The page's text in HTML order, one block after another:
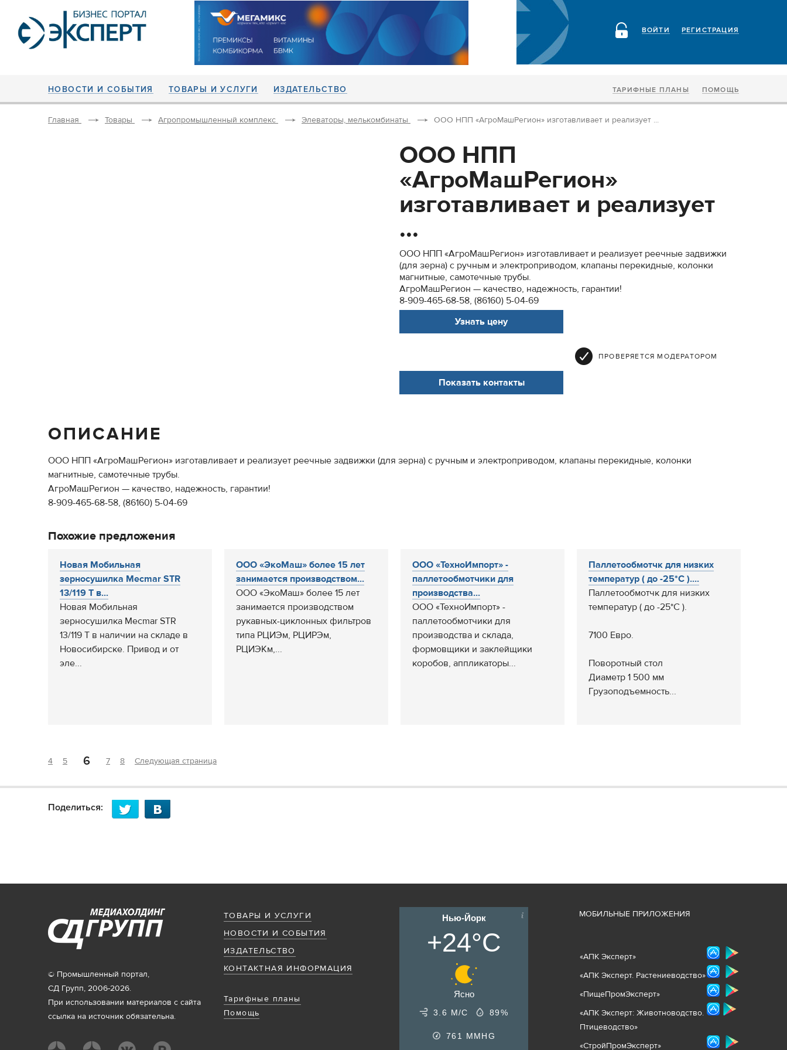
РЕГИСТРАЦИЯ
ВОЙТИ
НОВОСТИ И СОБЫТИЯ ТОВАРЫ И УСЛУГИ ИЗДАТЕЛЬСТВО ТАРИФНЫЕ ПЛАНЫ ПОМОЩЬ
Главная Товары Агропромышленный комплекс Элеваторы, мелькомбинаты ООО НПП «АгроМашРегион» изготавливает и реализует ...
ООО НПП
«АгроМашРегион»
изготавливает и реализует
...
ООО НПП «АгроМашРегион» изготавливает и реализует реечные задвижки
(для зерна) с ручным и электроприводом, клапаны перекидные, колонки
магнитные, самотечные трубы.
АгроМашРегион — качество, надежность, гарантии!
8-909-465-68-58, (86160) 5-04-69
Узнать цену
ПРОВЕРЯЕТСЯ МОДЕРАТОРОМ
Показать контакты
ОПИСАНИЕ
ООО НПП «АгроМашРегион» изготавливает и реализует реечные задвижки (для зерна) с ручным и электроприводом, клапаны перекидные, колонки
магнитные, самотечные трубы.
АгроМашРегион — качество, надежность, гарантии!
8-909-465-68-58, (86160) 5-04-69
Похожие предложения
Новая Мобильная
зерносушилка Mecmar STR
13/119 T в...
Новая Мобильная
зерносушилка Mecmar STR
13/119 T в наличии на складе в
Новосибирске. Привод и от
эле...
ООО «ЭкоМаш» более 15 лет
занимается производством...
ООО «ЭкоМаш» более 15 лет
занимается производством
рукавных-циклонных фильтров
типа РЦИЭм, РЦИРЭм,
РЦИЭКм,...
ООО «ТехноИмпорт» -
паллетообмотчики для
производства...
ООО «ТехноИмпорт» -
паллетообмотчики для
производства и склада,
формовщики и заклейщики
коробов, аппликаторы...
Паллетообмотчк для низких
температур ( до -25*С )....
Паллетообмотчк для низких
температур ( до -25*С ).
7100 Евро.
Поворотный стол
Диаметр 1 500 мм
Грузоподъемность...
4 5 6 7 8 Следующая страница
Поделиться:
ТОВАРЫ И УСЛУГИ
НОВОСТИ И СОБЫТИЯ
ИЗДАТЕЛЬСТВО
КОНТАКТНАЯ ИНФОРМАЦИЯ
Тарифные планы
Помощь
© Промышленный портал,
СД Групп, 2006-2026.
При использовании материалов с сайта
ссылка на источник обязательна.
Нью-Йорк
+24°C
Ясно
3.6 М/С 89%
761 MMHG
МОБИЛЬНЫЕ ПРИЛОЖЕНИЯ
«АПК Эксперт»
«АПК Эксперт. Растениеводство»
«ПищеПромЭксперт»
«АПК Эксперт: Животноводство.
Птицеводство»
«СтройПромЭксперт»